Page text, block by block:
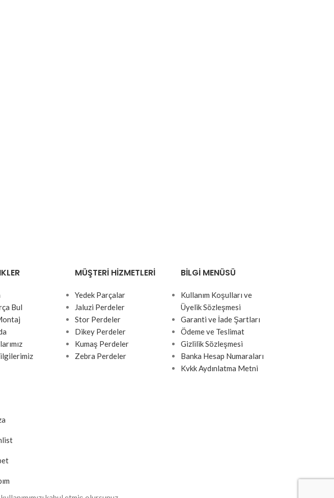
Bul
MÜŞTERI HIZMETLERI
Yedek Parçalar
Jaluzi Perdeler
Stor Perdeler
Dikey Perdeler
Kumaş Perdeler
Zebra Perdeler
BILGI MENÜSÜ
Kullanım Koşulları ve
Üyelik Sözleşmesi
Garanti ve İade Şartları
Ödeme ve Teslimat
Gizlilik Sözleşmesi
Banka Hesap Numaraları
Kvkk Aydınlatma Metni